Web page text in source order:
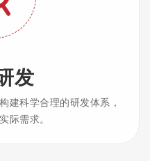
发
建科学合理的研发体系，
际需求。